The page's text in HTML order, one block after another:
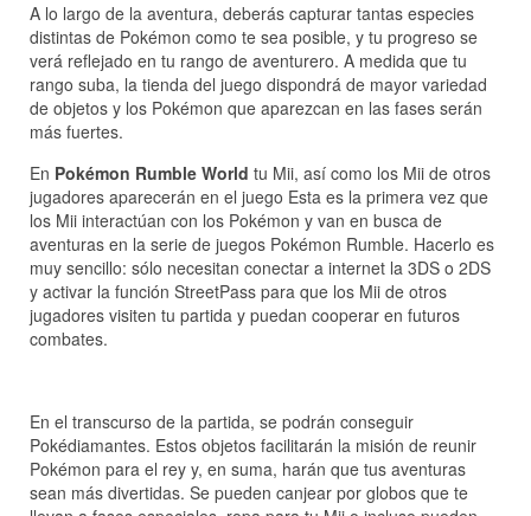
A lo largo de la aventura, deberás capturar tantas especies
distintas de Pokémon como te sea posible, y tu progreso se
verá reflejado en tu rango de aventurero. A medida que tu
rango suba, la tienda del juego dispondrá de mayor variedad
de objetos y los Pokémon que aparezcan en las fases serán
más fuertes.
En Pokémon Rumble World tu Mii, así como los Mii de otros
jugadores aparecerán en el juego Esta es la primera vez que
los Mii interactúan con los Pokémon y van en busca de
aventuras en la serie de juegos Pokémon Rumble. Hacerlo es
muy sencillo: sólo necesitan conectar a internet la 3DS o 2DS
y activar la función StreetPass para que los Mii de otros
jugadores visiten tu partida y puedan cooperar en futuros
combates.
En el transcurso de la partida, se podrán conseguir
Pokédiamantes. Estos objetos facilitarán la misión de reunir
Pokémon para el rey y, en suma, harán que tus aventuras
sean más divertidas. Se pueden canjear por globos que te